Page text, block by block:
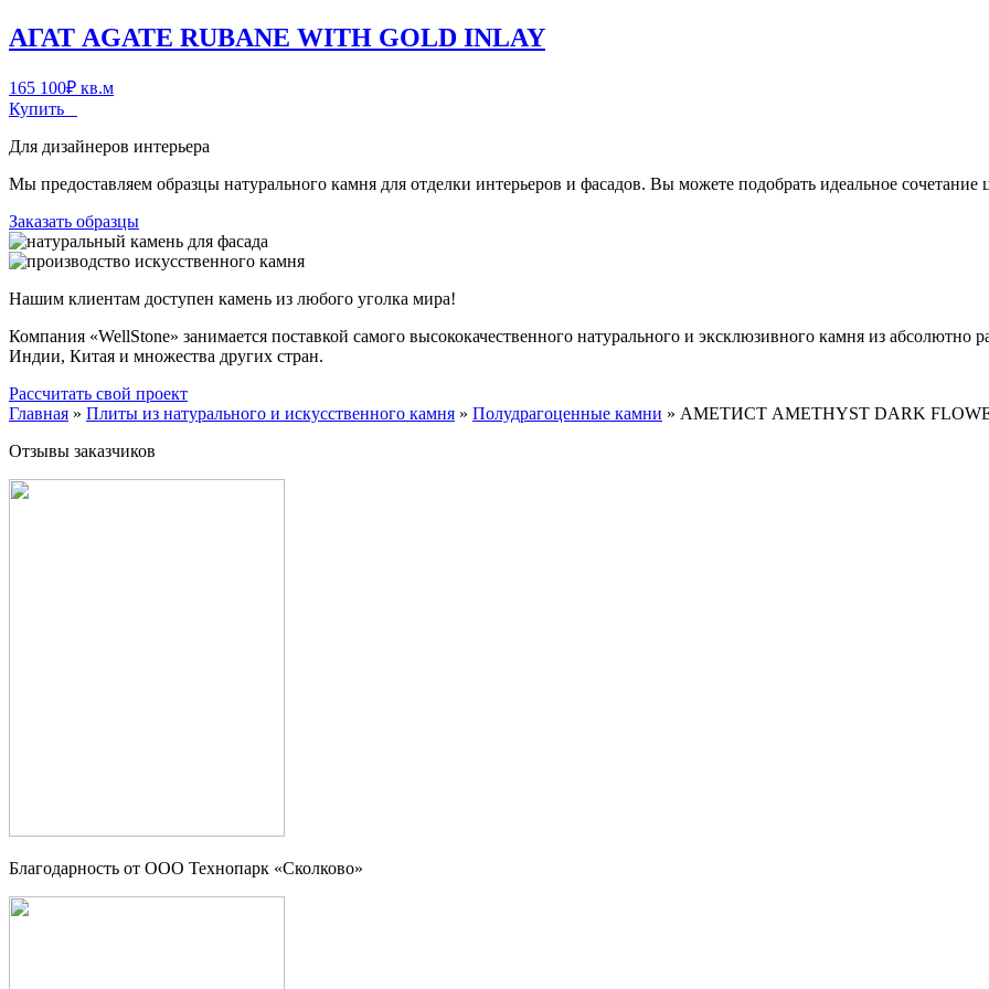
АГАТ AGATE RUBANE WITH GOLD INLAY
165 100₽ кв.м
Купить
Для дизайнеров интерьера
Мы предоставляем образцы натурального камня для отделки интерьеров и фасадов. Вы можете подобрать идеальное сочетание
Заказать образцы
Нашим клиентам доступен камень из любого уголка мира!
Компания «WellStone» занимается поставкой самого высококачественного натурального и эксклюзивного камня из
Индии, Китая и множества других стран.
Рассчитать свой проект
Главная » Плиты из натурального и искусственного камня » Полудрагоценные камни » АМЕТИСТ AMETHYST DARK
Отзывы заказчиков
Благодарность от OOO Технопарк «Сколково»